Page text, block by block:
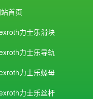
首页
力士乐滑块
力士乐导轨
力士乐螺母
力士乐丝杆